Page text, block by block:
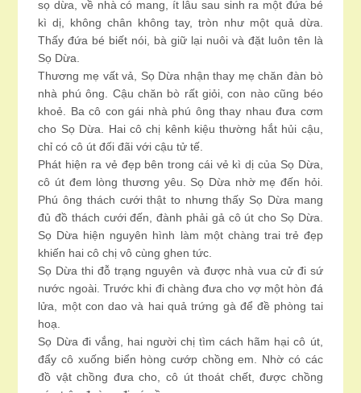
sọ dừa, về nhà có mang, ít lâu sau sinh ra một đứa bé
kì dị, không chân không tay, tròn như một quả dừa.
Thấy đứa bé biết nói, bà giữ lại nuôi và đặt luôn tên là
Sọ Dừa.
Thương mẹ vất vả, Sọ Dừa nhận thay mẹ chăn đàn bò
nhà phú ông. Cậu chăn bò rất giỏi, con nào cũng béo
khoẻ. Ba cô con gái nhà phú ông thay nhau đưa cơm
cho Sọ Dừa. Hai cô chị kênh kiệu thường hắt hủi cậu,
chỉ có cô út đối đãi với cậu tử tế.
Phát hiện ra vẻ đẹp bên trong cái vẻ kì dị của Sọ Dừa,
cô út đem lòng thương yêu. Sọ Dừa nhờ mẹ đến hỏi.
Phú ông thách cưới thật to nhưng thấy Sọ Dừa mang
đủ đồ thách cưới đến, đành phải gả cô út cho Sọ Dừa.
Sọ Dừa hiện nguyên hình làm một chàng trai trẻ đẹp
khiến hai cô chị vô cùng ghen tức.
Sọ Dừa thi đỗ trạng nguyên và được nhà vua cử đi sứ
nước ngoài. Trước khi đi chàng đưa cho vợ một hòn đá
lửa, một con dao và hai quả trứng gà để đề phòng tai
hoạ.
Sọ Dừa đi vắng, hai người chị tìm cách hãm hại cô út,
đẩy cô xuống biển hòng cướp chồng em. Nhờ có các
đồ vật chồng đưa cho, cô út thoát chết, được chồng